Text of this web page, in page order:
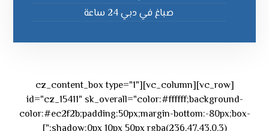
صباغ في دبي 24 ساعة
[vc_row][vc_column][cz_content_box type="1"
id="cz_15411" sk_overall="color:#ffffff;background-
color:#ec2f2b;padding:50px;margin-bottom:-80px;box-